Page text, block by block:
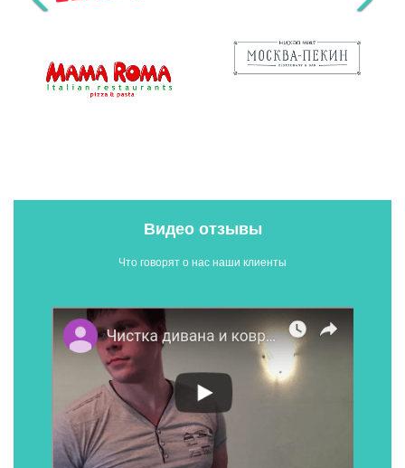
Видео отзывы
Что говорят о нас наши клиенты